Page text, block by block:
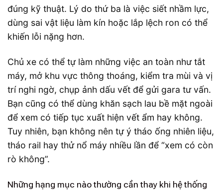
đúng kỹ thuật. Lý do thứ ba là việc siết nhầm lực,
dùng sai vật liệu làm kín hoặc lắp lệch ron có thể
khiến lỗi nặng hơn.
Chủ xe có thể tự làm những việc an toàn như tắt
máy, mở khu vực thông thoáng, kiểm tra mùi và vị
trí nghi ngờ, chụp ảnh dấu vết để gửi gara tư vấn.
Bạn cũng có thể dùng khăn sạch lau bề mặt ngoài
để xem có tiếp tục xuất hiện vết ẩm hay không.
Tuy nhiên, bạn không nên tự ý tháo ống nhiên liệu,
tháo rail hay thử nổ máy nhiều lần để “xem có còn
rò không”.
Những hạng mục nào thường cần thay khi hệ thống